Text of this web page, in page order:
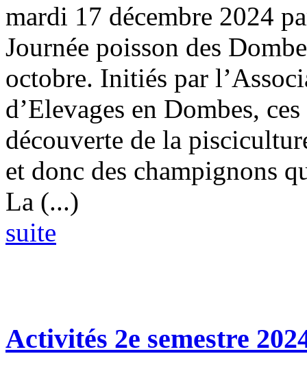
mardi 17 décembre 2024
Journée poisson des
octobre. Initiés par
d’Elevages en Dombes,
découverte de la
et donc des champignons
La (...)
suite
Activités 2e semestre